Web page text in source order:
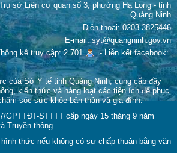
sở Liên cơ quan số 3, phường Hạ Long - tỉnh
Quảng Ninh
Điện thoại: 0203.3825446
E-mail: syt@quangninh.gov.vn
kê truy cập: 2.701
-Liên kết facebook:
của Sở Y tế tỉnh Quảng Ninh, cung cấp đầy
kiến thức và hàng loạt các tiện ích để phục
sóc sức khỏe bản thân và gia đình.
GPTTĐT-STTTT cấp ngày 15 tháng 9 năm
Truyền thông.
thức nếu không có sự chấp thuận bằng văn